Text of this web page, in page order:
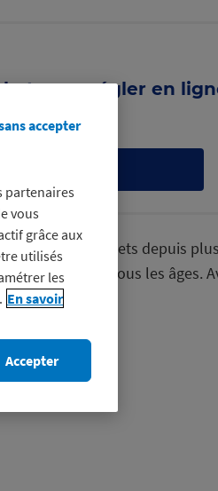
pour régler en
de jeux et jouets depuis
de jeux pour tous les âges.
partenaires
vous
grâce aux
utilisés
les
En savoir
accepter
Accepter